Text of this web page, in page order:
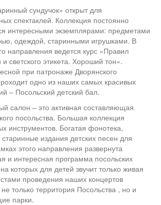
сундучок» открыт для
спектаклей. Коллекция постоянно
интересными экземплярами: предметами
одеждой, старинными игрушками. В
направления ведется курс «Правил
и светского этикета. Хороший тон».
при патронаже Дворянского
одно из наших самых красивых
– Посольский детский бал.
салон – это активная составляющая
посольства. Большая коллекция
инструментов. Богатая фонотека,
издания детских песен для
этого направления развернута
и интересная программа посольских
которых для детей звучит только живая
проведения наших концертов
не только территория Посольства , но и
парки.